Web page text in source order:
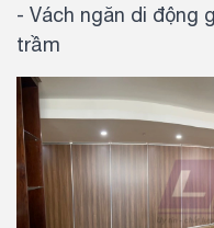
- Vách ngăn di động
trầm